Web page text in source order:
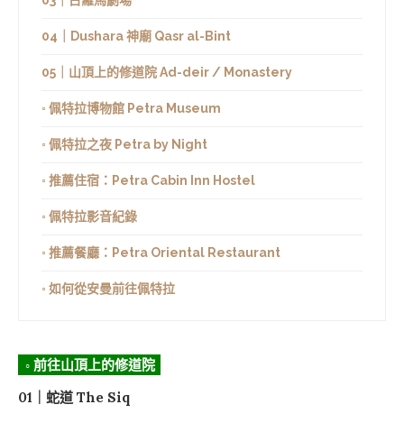
04｜Dushara 神廟 Qasr al-Bint
05｜山頂上的修道院 Ad-deir / Monastery
◦ 佩特拉博物館 Petra Museum
◦ 佩特拉之夜 Petra by Night
◦ 推薦住宿：Petra Cabin Inn Hostel
◦ 佩特拉影音紀錄
◦ 推薦餐廳：Petra Oriental Restaurant
◦ 如何從安曼前往佩特拉
◦ 前往山頂上的修道院
01｜蛇道 The Siq